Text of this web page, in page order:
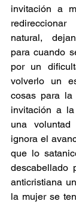
invitación a
natural,
para cuando
por un
volverlo un
cosas para la
invitación a
una
ignora el
que lo
descabellado
anticristiana
la mujer se